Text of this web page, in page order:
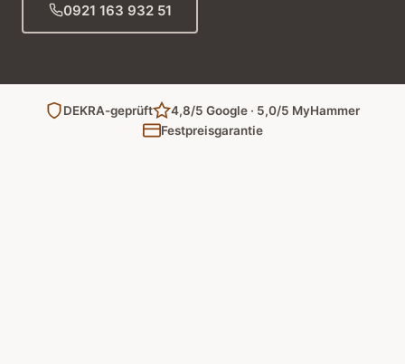
0921 163 932 51
DEKRA-geprüft
4,8/5 Google · 5,0/5 MyHammer
Festpreisgarantie